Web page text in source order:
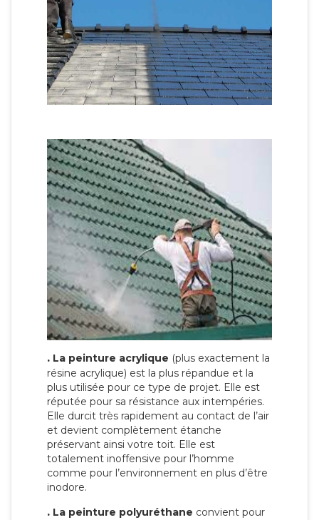
. La peinture acrylique (plus exactement la
résine acrylique) est la plus répandue et la
plus utilisée pour ce type de projet. Elle est
réputée pour sa résistance aux intempéries.
Elle durcit très rapidement au contact de l’air
et devient complètement étanche
préservant ainsi votre toit. Elle est
totalement inoffensive pour l’homme
comme pour l’environnement en plus d’être
inodore.
. La peinture polyuréthane convient pour